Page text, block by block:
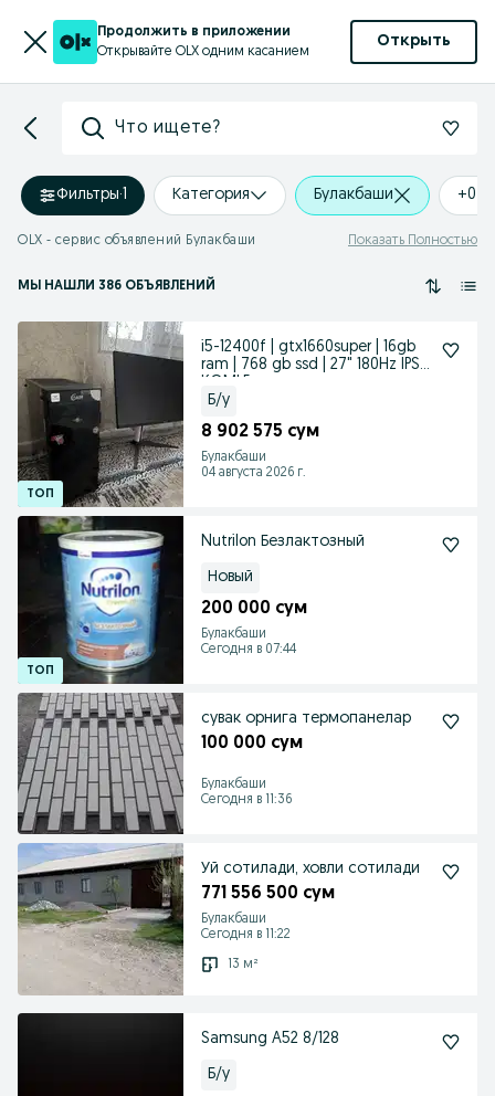
Продолжить в приложении
Открывайте OLX одним касанием
Открыть
Что ищете?
Фильтры·1 Категория Булакбаши +0
OLX - сервис объявлений Булакбаши Показать Полностью
МЫ НАШЛИ 386 ОБЪЯВЛЕНИЙ
i5-12400f | gtx1660super | 16gb
ram | 768 gb ssd | 27" 180Hz IPS
Б/у
8 902 575 сум
Булакбаши
04 августа 2026 г.
Nutrilon Безлактозный
Новый
200 000 сум
Булакбаши
Сегодня в 07:44
сувак орнига термопанелар
100 000 сум
Булакбаши
Сегодня в 11:36
Уй сотилади, ховли сотилади
771 556 500 сум
Булакбаши
Сегодня в 11:22
13 м²
Samsung A52 8/128
Б/у